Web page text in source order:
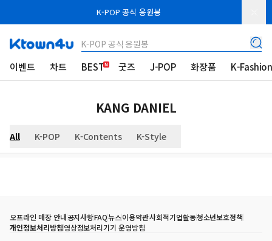
K-POP 공식 응원봉
K-POP 공식 응원봉
이벤트 차트 BEST 굿즈 J-POP 화장품 K-
KANG DANIEL
All K-POP K-Contents K-Style
오프라인 매장 안내공지사항FAQ뉴스이용약관사회적기업활동청소년보호정책
개인정보처리방침영상정보처리기기 운영방침